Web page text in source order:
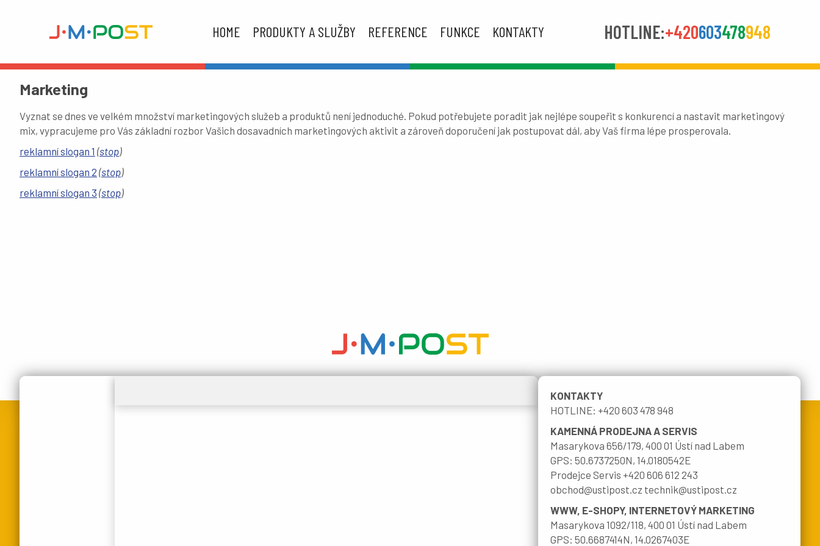
HOME PRODUKTY A SLUŽBY REFERENCE FUNKCE KONTAKTY HOTLINE:+420603478948
Marketing
Vyznat se dnes ve velkém množství marketingových služeb a produktů není jednoduché. Pokud potřebujete poradit jak nejlépe soupeřit s konkurencí a nastavit marketingový
mix, vypracujeme pro Vás základní rozbor Vašich dosavadních marketingových aktivit a zároveň doporučení jak postupovat dál, aby Vaš firma lépe prosperovala.
reklamní slogan 1 (stop)
reklamní slogan 2 (stop)
reklamní slogan 3 (stop)
KONTAKTY
HOTLINE: +420 603 478 948
KAMENNÁ PRODEJNA A SERVIS
Masarykova 656/179, 400 01 Ústí nad Labem
GPS: 50.6737250N, 14.0180542E
Prodejce Servis +420 606 612 243
obchod@ustipost.cz technik@ustipost.cz
WWW, E-SHOPY, INTERNETOVÝ MARKETING
Masarykova 1092/118, 400 01 Ústí nad Labem
GPS: 50.6687414N, 14.0267403E